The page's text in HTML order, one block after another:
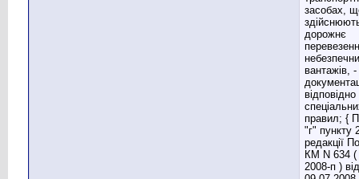
засобах,
дорожнє
вантажів, -
правил; {
"г" пункту
редакції
КМ N 634 (
2008-п ) від